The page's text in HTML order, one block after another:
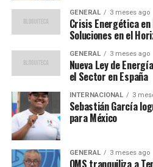
Opiniones de
El Dr. Juan Pérez, climatólogo
Autónoma de México, enfatiza
medidas. “Estamos en un
inacción podría tener
nuestras economías y
“La adaptación y
mitigación
GENERAL 3 meses ago
Crisis Energética
Soluciones en el
GENERAL 3 meses ago
Nueva Ley de
el Sector en España
INTERNACIONAL 3
Sebastián García
para México
GENERAL 3 meses ago
OMS tranquiliza a